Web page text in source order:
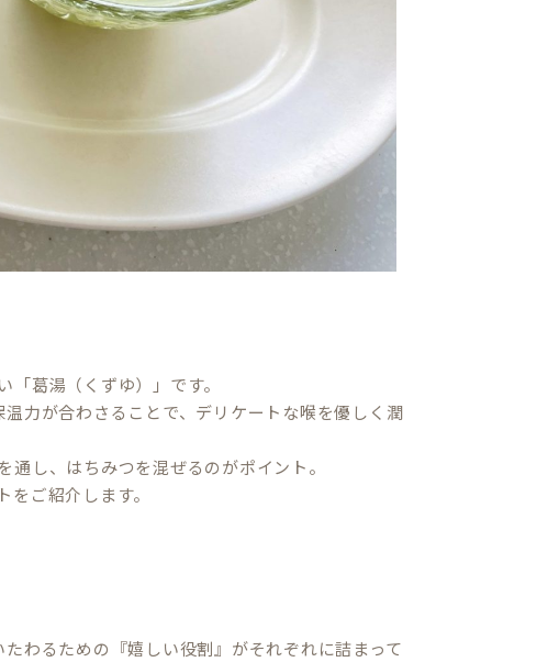
葛湯（くずゆ）」です。
力が合わさることで、デリケートな喉を優しく潤
し、はちみつを混ぜるのがポイント。
ご紹介します。
わるための『嬉しい役割』がそれぞれに詰まって